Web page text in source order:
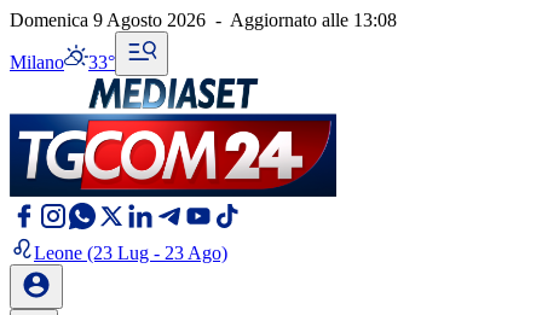
Domenica 9 Agosto 2026 - Aggiornato alle 13:08
Milano 33°
Leone (23 Lug - 23 Ago)